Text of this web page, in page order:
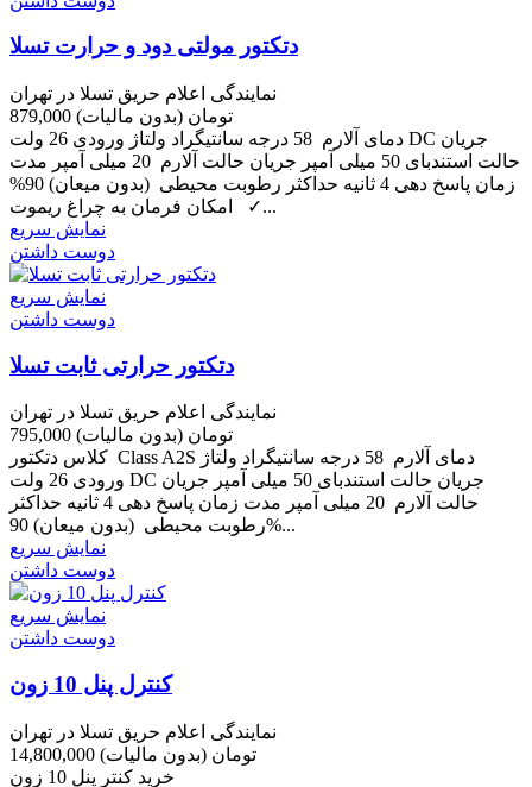
دتکتور مولتی دود و حرارت تسلا
نمایندگی اعلام حریق تسلا در تهران
879,000 تومان (بدون مالیات)
دمای آلارم 58 درجه سانتیگراد ولتاژ ورودی 26 ولت DC جریان
حالت استندبای 50 میلی آمپر جریان حالت آلارم 20 میلی آمپر مدت
زمان پاسخ دهی 4 ثانیه حداکثر رطوبت محیطی (بدون میعان) 90%
امکان فرمان به چراغ ریموت ✓...
نمایش سریع
دوست داشتن
نمایش سریع
دوست داشتن
دتکتور حرارتی ثابت تسلا
نمایندگی اعلام حریق تسلا در تهران
795,000 تومان (بدون مالیات)
کلاس دتکتور Class A2S دمای آلارم 58 درجه سانتیگراد ولتاژ
ورودی 26 ولت DC جریان حالت استندبای 50 میلی آمپر جریان
حالت آلارم 20 میلی آمپر مدت زمان پاسخ دهی 4 ثانیه حداکثر
رطوبت محیطی (بدون میعان) 90%...
نمایش سریع
دوست داشتن
نمایش سریع
دوست داشتن
کنترل پنل 10 زون
نمایندگی اعلام حریق تسلا در تهران
14,800,000 تومان (بدون مالیات)